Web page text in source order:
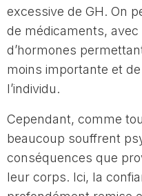
excessive de GH. On
de médicaments,
d’hormones
moins importante et
l’individu.
Cependant, comme
beaucoup souffrent
conséquences que
leur corps. Ici, la